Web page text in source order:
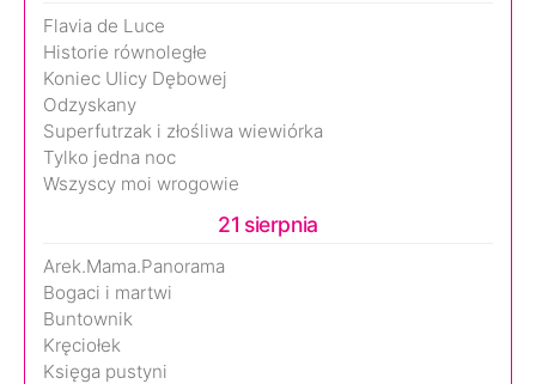
Flavia de Luce
Historie równoległe
Koniec Ulicy Dębowej
Odzyskany
Superfutrzak i złośliwa wiewiórka
Tylko jedna noc
Wszyscy moi wrogowie
21 sierpnia
Arek.Mama.Panorama
Bogaci i martwi
Buntownik
Kręciołek
Księga pustyni